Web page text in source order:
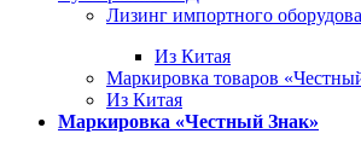
Лизинг импортного
Из Китая
Маркировка товаров
Из Китая
Маркировка «Честный Знак»